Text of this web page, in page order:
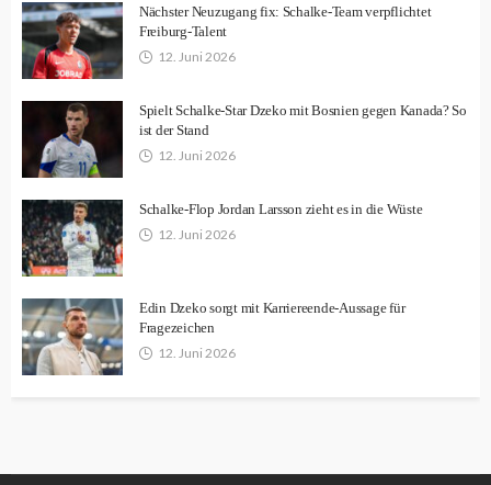
Nächster Neuzugang fix: Schalke-Team verpflichtet
Freiburg-Talent
12. Juni 2026
Spielt Schalke-Star Dzeko mit Bosnien gegen Kanada? So
ist der Stand
12. Juni 2026
Schalke-Flop Jordan Larsson zieht es in die Wüste
12. Juni 2026
Edin Dzeko sorgt mit Karriereende-Aussage für
Fragezeichen
12. Juni 2026